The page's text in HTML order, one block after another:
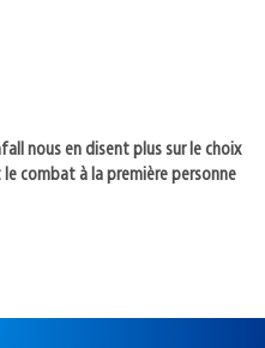
nous en disent plus sur le choix
combat à la première personne